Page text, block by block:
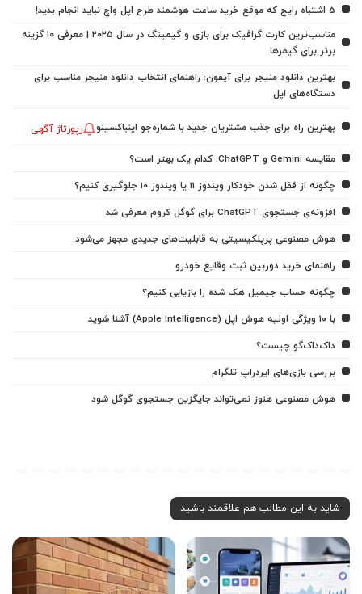
5 اشتباه رایج که موقع خرید ساعت هوشمند طرح اپل واچ نباید انجام بدید!
مناسب‌ترین کارت گرافیک برای بازی و گیمینگ در سال ۲۰۲۵ | معرفی ۱۰ گزینه
برتر برای گیمرها
بهترین دانلود منیجر برای آیفون: راهنمای انتخاب دانلود منیجر مناسب برای
دستگاه‌های اپل
بهترین راه برای جذب مشتریان جدید با شماره‌جو اینباکسینو رپورتاژ آگهی
مقایسه Gemini و ChatGPT: کدام یک بهتر است؟
چگونه از قفل شدن خودکار ویندوز 11 یا ویندوز 10 جلوگیری کنیم؟
افزونه‌ی جستجوی ChatGPT برای گوگل کروم معرفی شد
هوش مصنوعی پرپلکیسیتی به قابلیت‌های جدیدی مجهز می‌شود
راهنمای خرید دوربین ثبت وقایع خودرو
چگونه حساب جیمیل هک شده را بازیابی کنیم؟
با ۱۰ ویژگی اولیه هوش اپل (Apple Intelligence) آشنا شوید
داک‌داک‌گو چیست؟
بررسی بازی‌های ایردراپ تلگرام
هوش مصنوعی هنوز نمی‌تواند جایگزین جستجوی گوگل شود
شاید به این مطالب هم علاقمند باشید